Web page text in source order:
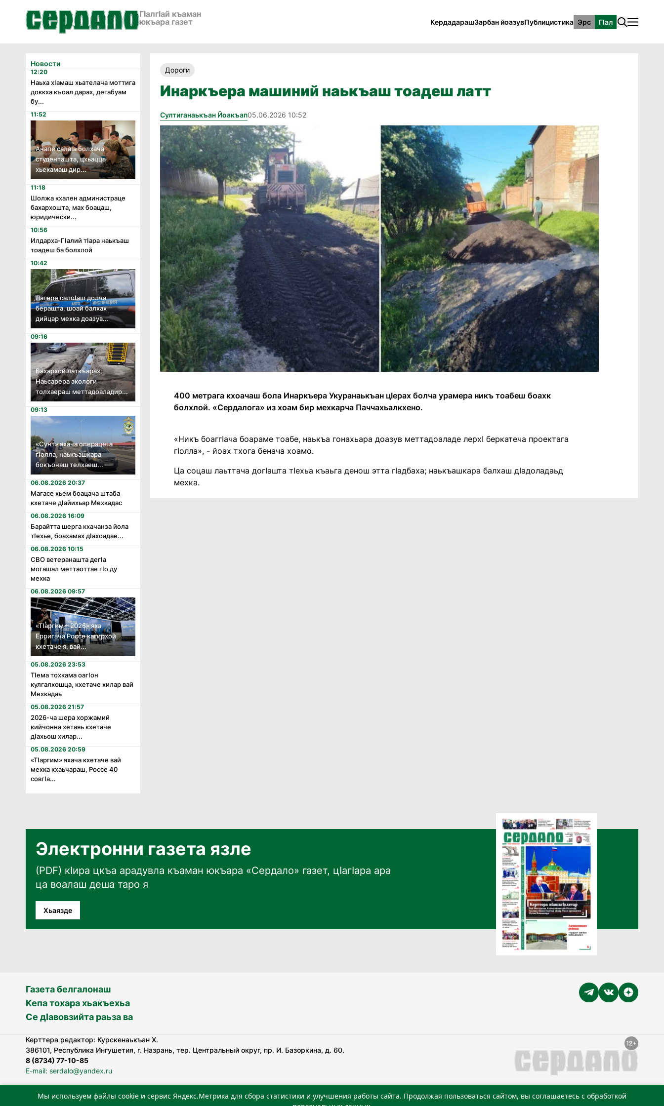
ГӀалгӀай къаман
юкъара газет
КердадарашЗарбан йоазувПублицистика Эрс ГӀал
Новости
12:20
Наьха хӏамаш хьателача моттига
доккха къоал дарах, дегабуам
бу...
11:52
Анапе салаӏа болхача
студенташта, цхьацца
хьехамаш дир...
11:18
Шолжа кхален администраце
бахархошта, мах боацаш,
юридически...
10:56
Илдарха-Гӏалий тӏара наькъаш
тоадеш ба болхлой
10:42
Лагере салоӏаш долча
берашта, шоай балхах
дийцар мехка доазув...
09:16
Бахархой латкъарах,
Наьсарера экологи
толхаераш меттадоаладир...
09:13
«Сунт» яхача операцега
гӏолла, наькъашкара
бокъонаш телхаеш...
06.08.2026 20:37
Магасе хьем боацача штаба
кхетаче дӏайихьар Мехкадас
06.08.2026 16:09
Барайтта шерга кхачанза йола
тӏехье, боахамах дӏахоадае...
06.08.2026 10:15
СВО ветеранашта дегӏа
могашал меттаоттае гӏо ду
мехка
06.08.2026 09:57
«Тӏаргим – 2026» яха
Ерригача Россе кагирхой
кхетаче я, вай...
05.08.2026 23:53
Тӏема тохкама оагӏон
кулгалхошца, кхетаче хилар вай
Мехкадаь
05.08.2026 21:57
2026-ча шера хоржамий
кийчонна хетаяь кхетаче
дӏахьош хилар...
05.08.2026 20:59
«Тӏаргим» яхача кхетаче вай
мехка кхаьчараш, Россе 40
совгӏа...
Дороги
Инаркъера машиний наькъаш тоадеш латт
Султиганаькъан Йоакъап05.06.2026 10:52
400 метрага кхоачаш бола Инаркъера Укуранаькъан цӏерах болча урамера никъ тоабеш боахк
болхлой. «Сердалога» из хоам бир мехкарча Паччахьалкхено.
«Никъ боаггӏача боараме тоабе, наькъа гонахьара доазув меттадоаладе лерхӏ беркатеча проектага
гӏолла», - йоах тхога бенача хоамо.
Ца соцаш лаьттача догӏашта тӏехьа къаьга денош этта гӏадбаха; наькъашкара балхаш дӏадоладаьд
мехка.
Электронни газета язле
(PDF) кӀира цкъа арадувла къаман юкъара «Сердало» газет, цӀагӀара ара
ца воалаш деша таро я
Хьаязде
Газета белгалонаш
Кепа тохара хьакъехьа
Се дӀавовзийта раьза ва
Керттера редактор: Курскенаькъан Х.
386101, Республика Ингушетия, г. Назрань, тер. Центральный округ, пр. И. Базоркина, д. 60.
8 (8734) 77-10-85
E-mail: serdalo@yandex.ru
«Сердало» газета арадувлар чIоагIдаьд бувзамеи, хоам беча гIирсаштеи, цар дуккхача тайпаштеи тIахьожам
Мы используем файлы cookie и сервис Яндекс.Метрика для сбора статистики и улучшения работы сайта. Продолжая пользоваться сайтом, вы соглашаетесь с обработкой